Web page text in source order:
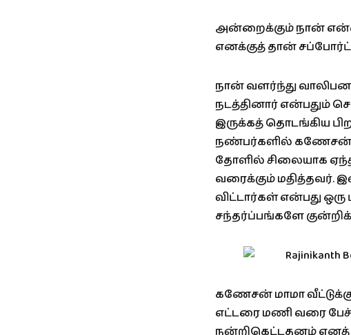
அன்றைக்கும் நான்
எனக்குத் தான் சப்போர்ட்
நான் வளர்ந்து
நடத்தினார் என்பதும்
இருக்கத் தொடங்கிய
நண்பர்களில் கணேசன்
தோளில் சிலையாக
வரைக்கும் மதித்தவர்.
விட்டார்கள் என்பது
சந்தர்ப்பங்களே
கணேசன் மாமா
எட்டரை மணி வரை